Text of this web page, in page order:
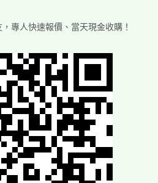
專人快速報價、當天現金收購！